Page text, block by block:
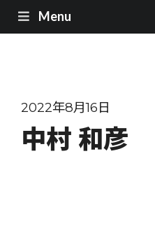
Menu
2022年8月16日
中村 和彦